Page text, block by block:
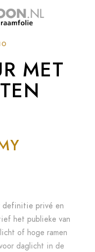
MET
definitie privé en
het publieke van
of hoge ramen
daglicht in de